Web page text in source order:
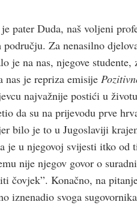
pater Duda, naš voljeni
Za nenasilno
je na nas, njegove
nas je repriza emisije
najvažnije postići u
da su na prijevodu prve
bilo je to u Jugoslaviji
u njegovoj svijesti itko od
nije njegov govor o
čovjek”. Konačno, na
iznenadio svoga